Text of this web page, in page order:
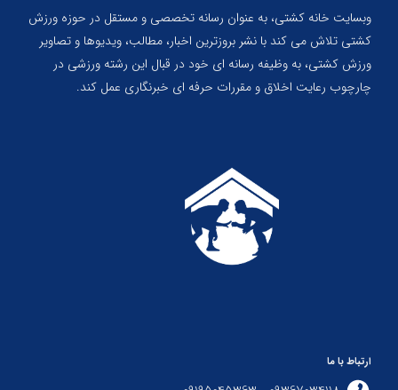
وبسایت خانه کشتی، به عنوان رسانه تخصصی و مستقل در حوزه ورزش
کشتی تلاش می کند با نشر بروزترین اخبار، مطالب، ویدیوها و تصاویر
ورزش کشتی، به وظیفه رسانه ای خود در قبال این رشته ورزشی در
چارچوب رعایت اخلاق و مقررات حرفه ای خبرنگاری عمل کند.
ارتباط با ما